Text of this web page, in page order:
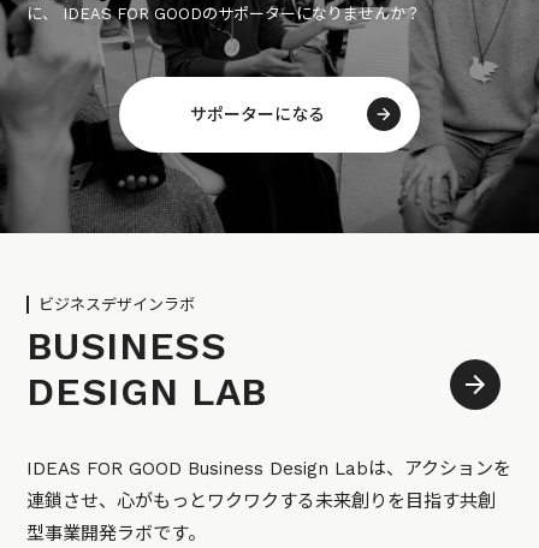
に、 IDEAS FOR GOODのサポーターになりませんか？
サポーターになる
ビジネスデザインラボ
BUSINESS
DESIGN LAB
IDEAS FOR GOOD Business Design Labは、アクションを
連鎖させ、心がもっとワクワクする未来創りを目指す共創
型事業開発ラボです。